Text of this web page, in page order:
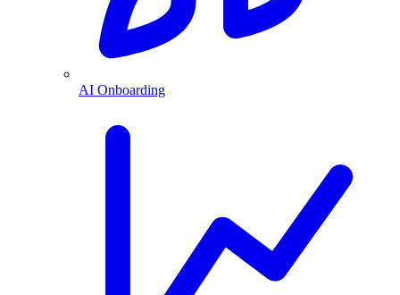
AI Onboarding